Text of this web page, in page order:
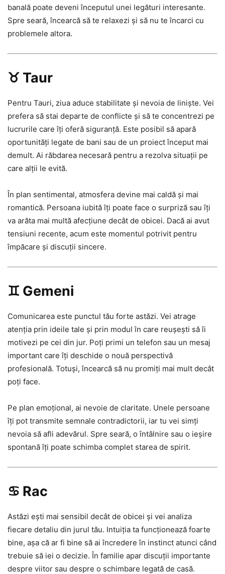
banală poate deveni începutul unei legături interesante.
Spre seară, încearcă să te relaxezi și să nu te încarci cu
problemele altora.
♉ Taur
Pentru Tauri, ziua aduce stabilitate și nevoia de liniște. Vei
prefera să stai departe de conflicte și să te concentrezi pe
lucrurile care îți oferă siguranță. Este posibil să apară
oportunități legate de bani sau de un proiect început mai
demult. Ai răbdarea necesară pentru a rezolva situații pe
care alții le evită.
În plan sentimental, atmosfera devine mai caldă și mai
romantică. Persoana iubită îți poate face o surpriză sau îți
va arăta mai multă afecțiune decât de obicei. Dacă ai avut
tensiuni recente, acum este momentul potrivit pentru
împăcare și discuții sincere.
♊ Gemeni
Comunicarea este punctul tău forte astăzi. Vei atrage
atenția prin ideile tale și prin modul în care reușești să îi
motivezi pe cei din jur. Poți primi un telefon sau un mesaj
important care îți deschide o nouă perspectivă
profesională. Totuși, încearcă să nu promiți mai mult decât
poți face.
Pe plan emoțional, ai nevoie de claritate. Unele persoane
îți pot transmite semnale contradictorii, iar tu vei simți
nevoia să afli adevărul. Spre seară, o întâlnire sau o ieșire
spontană îți poate schimba complet starea de spirit.
♋ Rac
Astăzi ești mai sensibil decât de obicei și vei analiza
fiecare detaliu din jurul tău. Intuiția ta funcționează foarte
bine, așa că ar fi bine să ai încredere în instinct atunci când
trebuie să iei o decizie. În familie apar discuții importante
despre viitor sau despre o schimbare legată de casă.